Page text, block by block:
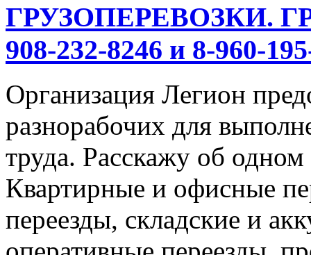
ГРУЗОПЕРЕВОЗКИ.
908-232-8246 и 8-960-
Организация Легион
разнорабочих для
труда. Расскажу об
Квартирные и офисные
переезды, складские и